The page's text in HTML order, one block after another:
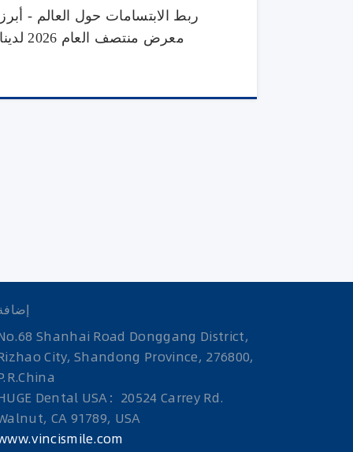
ربط الابتسامات حول العالم - أبرز
معرض منتصف العام 2026 لدينا
Shanhai Road Donggang District,
City, Shandong Province, 276800,
Dental USA：20524 Carrey Rd.
CA 91789, USA